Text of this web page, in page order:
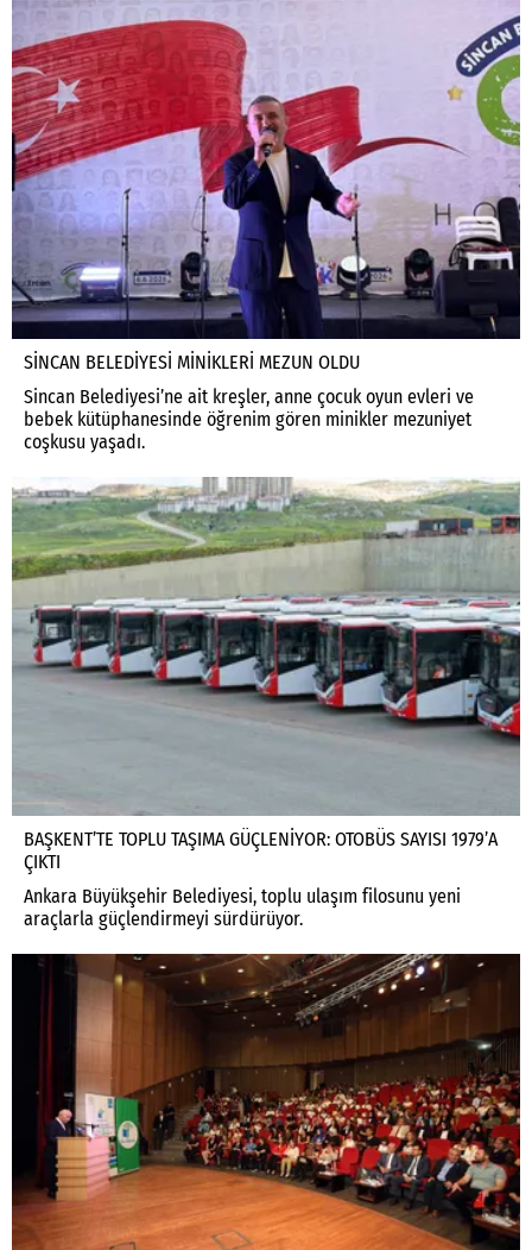
SİNCAN BELEDİYESİ MİNİKLERİ MEZUN OLDU
Sincan Belediyesi’ne ait kreşler, anne çocuk oyun evleri ve
bebek kütüphanesinde öğrenim gören minikler mezuniyet
coşkusu yaşadı.
BAŞKENT’TE TOPLU TAŞIMA GÜÇLENİYOR: OTOBÜS SAYISI 1979’A
ÇIKTI
Ankara Büyükşehir Belediyesi, toplu ulaşım filosunu yeni
araçlarla güçlendirmeyi sürdürüyor.